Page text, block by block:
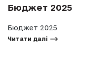
Бюджет 2025
Бюджет 2025
Читати далі